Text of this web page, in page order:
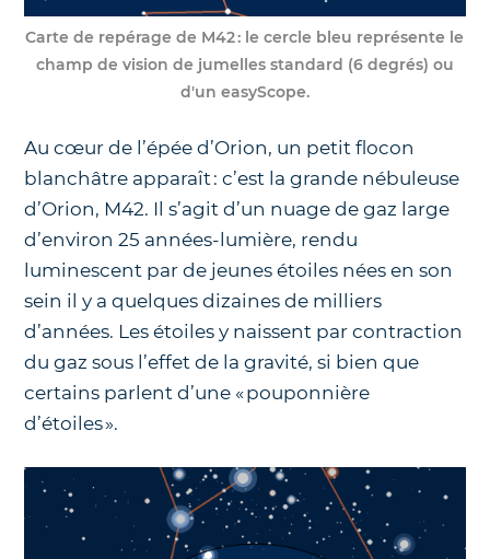
Carte de repérage de M42 : le cercle bleu représente le
champ de vision de jumelles standard (6 degrés) ou
d'un easyScope.
Au cœur de l’épée d’Orion, un petit flocon
blanchâtre apparaît : c’est la grande nébuleuse
d’Orion, M42. Il s’agit d’un nuage de gaz large
d’environ 25 années-lumière, rendu
luminescent par de jeunes étoiles nées en son
sein il y a quelques dizaines de milliers
d’années. Les étoiles y naissent par contraction
du gaz sous l’effet de la gravité, si bien que
certains parlent d’une « pouponnière
d’étoiles ».